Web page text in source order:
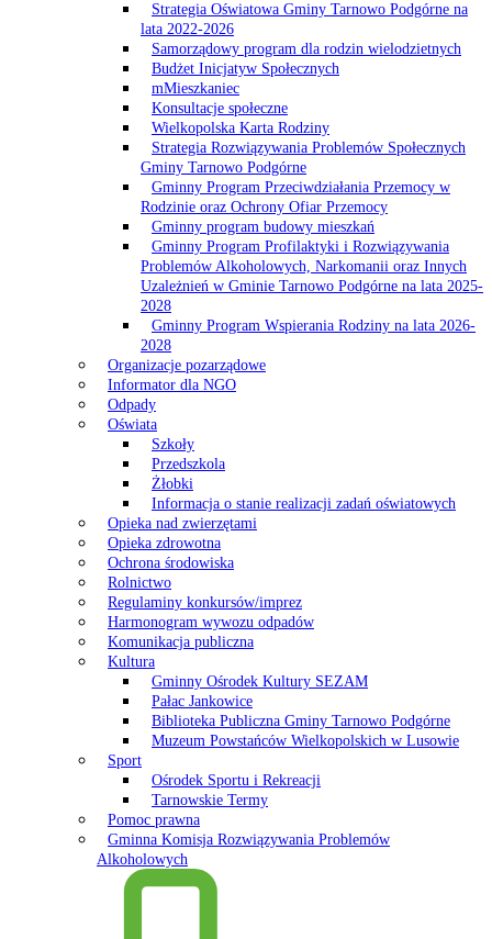
Strategia Oświatowa Gminy Tarnowo Podgórne na
lata 2022-2026
Samorządowy program dla rodzin wielodzietnych
Budżet Inicjatyw Społecznych
mMieszkaniec
Konsultacje społeczne
Wielkopolska Karta Rodziny
Strategia Rozwiązywania Problemów Społecznych
Gminy Tarnowo Podgórne
Gminny Program Przeciwdziałania Przemocy w
Rodzinie oraz Ochrony Ofiar Przemocy
Gminny program budowy mieszkań
Gminny Program Profilaktyki i Rozwiązywania
Problemów Alkoholowych, Narkomanii oraz Innych
Uzależnień w Gminie Tarnowo Podgórne na lata 2025-
2028
Gminny Program Wspierania Rodziny na lata 2026-
2028
Organizacje pozarządowe
Informator dla NGO
Odpady
Oświata
Szkoły
Przedszkola
Żłobki
Informacja o stanie realizacji zadań oświatowych
Opieka nad zwierzętami
Opieka zdrowotna
Ochrona środowiska
Rolnictwo
Regulaminy konkursów/imprez
Harmonogram wywozu odpadów
Komunikacja publiczna
Kultura
Gminny Ośrodek Kultury SEZAM
Pałac Jankowice
Biblioteka Publiczna Gminy Tarnowo Podgórne
Muzeum Powstańców Wielkopolskich w Lusowie
Sport
Ośrodek Sportu i Rekreacji
Tarnowskie Termy
Pomoc prawna
Gminna Komisja Rozwiązywania Problemów
Alkoholowych